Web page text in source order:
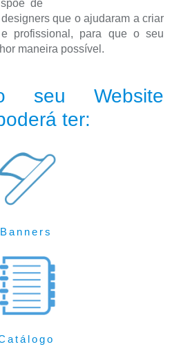
de
que o ajudaram a criar
profissional, para que o seu
maneira possível.
Website
ter:
Banners